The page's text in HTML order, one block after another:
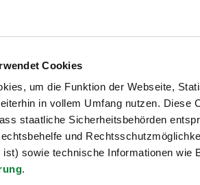
Cookies
um die Funktion der Webseite,
in vollem Umfang nutzen.
staatliche Sicherheitsbehörden
und
ist) sowie technische Informationen
.